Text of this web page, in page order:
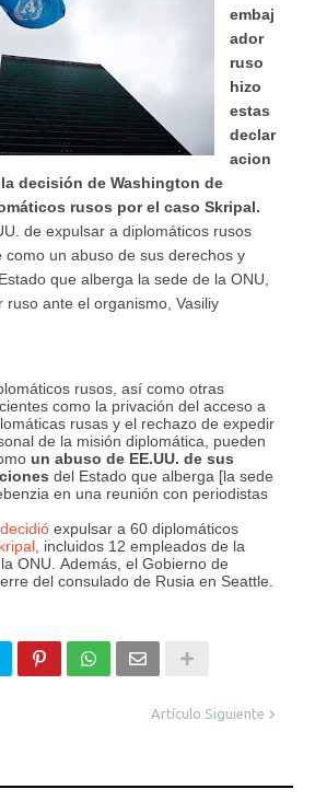
embaj
ador
ruso
hizo
estas
declar
acion
decisión de Washington de
rusos por el caso Skripal.
de expulsar a diplomáticos rusos
como un abuso de sus derechos y
que alberga la sede de la ONU,
ruso ante el organismo, Vasiliy
rusos, así como otras
como la privación del acceso a
rusas y el rechazo de expedir
de la misión diplomática, pueden
un abuso de EE.UU. de sus
del Estado que alberga [la sede
en una reunión con periodistas
decidió expulsar a 60 diplomáticos
, incluidos 12 empleados de la
ONU. Además, el Gobierno de
del consulado de Rusia en Seattle.
Artículo Siguiente